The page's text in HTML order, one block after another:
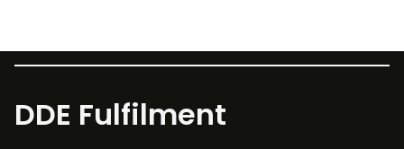
DDE Fulfilment